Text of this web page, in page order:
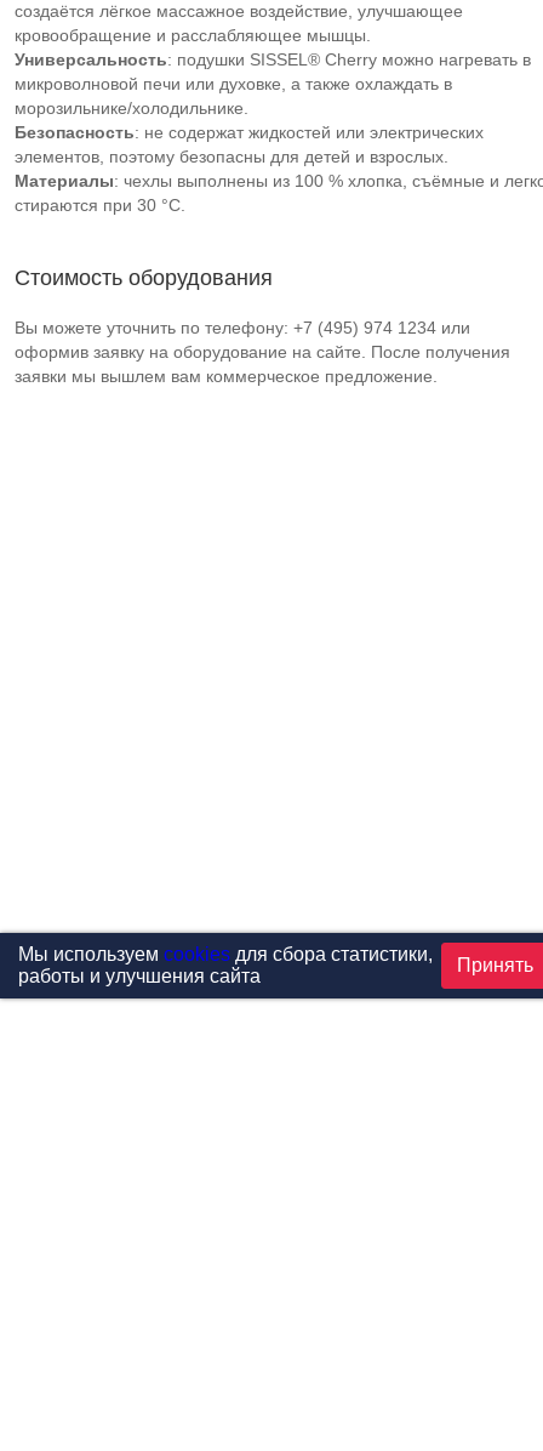
создаётся лёгкое массажное воздействие, улучшающее
кровообращение и расслабляющее мышцы.
Универсальность: подушки SISSEL® Cherry можно нагревать в
микроволновой печи или духовке, а также охлаждать в
морозильнике/холодильнике.
Безопасность: не содержат жидкостей или электрических
элементов, поэтому безопасны для детей и взрослых.
Материалы: чехлы выполнены из 100 % хлопка, съёмные и
стираются при 30 °C.
Стоимость оборудования
Вы можете уточнить по телефону: +7 (495) 974 1234 или
оформив заявку на оборудование на сайте. После получения
заявки мы вышлем вам коммерческое предложение.
Мы используем cookiesдля сбора статистики,
работы и улучшения сайта
Принять